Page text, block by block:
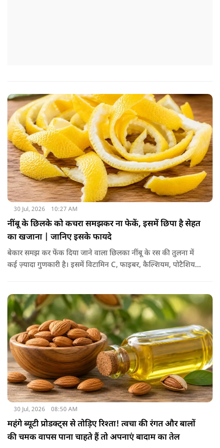
30 Jul, 2026 10:27 AM
नींबू के छिलके को कचरा समझकर ना फेकें, इसमें छिपा है सेहत
का खजाना | जानिए इसके फायदे
बेकार समझ कर फेंक दिया जाने वाला छिलका नींबू के रस की तुलना में
कई ज़्यादा गुणकारी है। इसमें विटामिन C, फाइबर, कैल्शियम, पोटैशियम
जाए तो ये आपकी सेहत के लिए किसी संजीवनी की तरह काम करता है।
आइए जानते नींबू के छिलके के फायदे।
30 Jul, 2026 08:50 AM
महंगे ब्यूटी प्रोडक्ट्स से तोड़िए रिश्ता! त्वचा की रंगत और बालों
की चमक वापस पाना चाहते हैं तो अपनाएं बादाम का तेल